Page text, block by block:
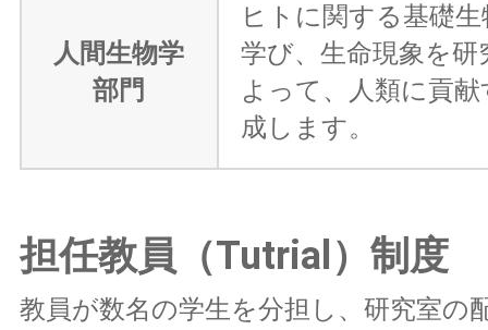
人間生物学
部門
ヒトに関する基礎
学び、生命現象を
よって、人類に貢
成します。
担任教員（Tutrial）制度
教員が数名の学生を分担し、研究室の